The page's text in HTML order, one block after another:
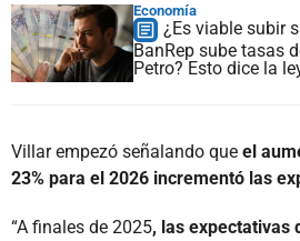
Economía
¿Es viable subir
BanRep sube tasas
Petro? Esto dice la
Villar empezó señalando que el
23% para el 2026 incrementó las
“A finales de 2025, las expectativas